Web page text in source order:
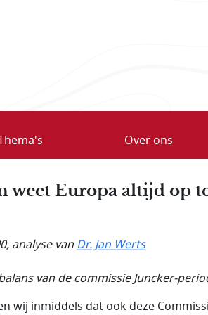
Over ons
weet Europa altijd op
, analyse vanDr. Jan Werts
van de commissie Juncker-
wij inmiddels dat ook deze